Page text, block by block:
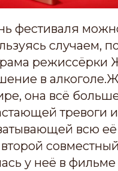
фестиваля
случаем,
в
она всё
тревоги и
всю
у неё в